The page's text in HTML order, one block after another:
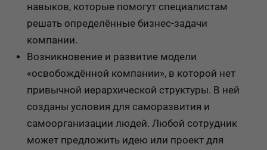
навыков, которые помогут специалистам
решать определённые бизнес-задачи
компании.
Возникновение и развитие модели
«освобождённой компании», в которой нет
привычной иерархической структуры. В ней
созданы условия для саморазвития и
самоорганизации людей. Любой сотрудник
может предложить идею или проект для